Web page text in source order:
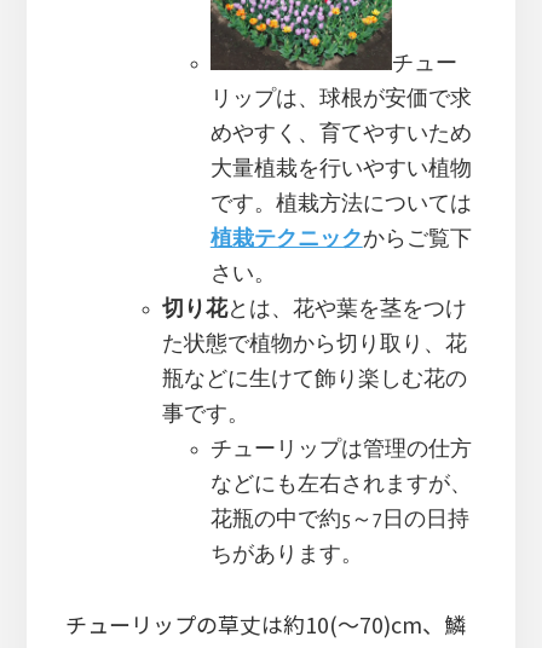
チュー
リップは、球根が安価で求
めやすく、育てやすいため
大量植栽を行いやすい植物
です。植栽方法については
植栽テクニックからご覧下
さい。
切り花とは、花や葉を茎をつけ
た状態で植物から切り取り、花
瓶などに生けて飾り楽しむ花の
事です。
チューリップは管理の仕方
などにも左右されますが、
花瓶の中で約5～7日の日持
ちがあります。
チューリップの草丈は約10(～70)cm、鱗